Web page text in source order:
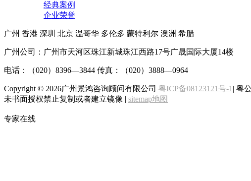
经典案例
企业荣誉
广州 香港 深圳 北京 温哥华 多伦多 蒙特利尔 澳洲 希腊
广州公司：广州市天河区珠江新城珠江西路17号广晟国际大厦14楼
电话：（020）8396—3844 传真：（020）3888—0964
Copyright © 2026广州景鸿咨询顾问有限公司 粤ICP备08123121号-1 | 粤
未书面授权禁止复制或者建立镜像 | sitemap地图
专家在线